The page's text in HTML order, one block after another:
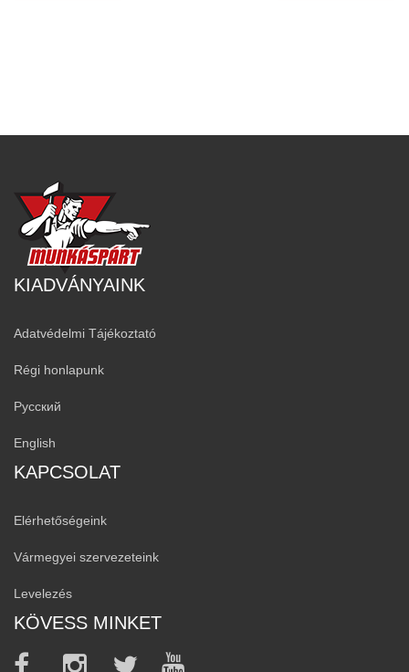
KIADVÁNYAINK
Adatvédelmi Tájékoztató
Régi honlapunk
Русский
English
KAPCSOLAT
Elérhetőségeink
Vármegyei szervezeteink
Levelezés
KÖVESS MINKET